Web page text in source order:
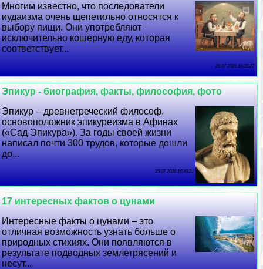
Многим известно, что последователи
иудаизма очень щепетильно относятся к
выбору пищи. Они употрeбляют
исключительно кошерную еду, которая
соответствует...
26 07 2026 16:38:27
Эпикур - биография, факты, философия, фото
Эпикур – древнегреческий философ,
основоположник эпикуреизма в Афинах
(«Сад Эпикура»). За годы своей жизни
написал почти 300 трудов, которые дошли
до...
25 07 2026 16:49:21
17 интересных фактов о цунами
Интересные факты о цунами – это
отличная возможность узнать больше о
природных стихиях. Они появляются в
результате подводных землетрясений и
несут...